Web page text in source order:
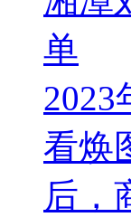
单
2023
看焕
后，